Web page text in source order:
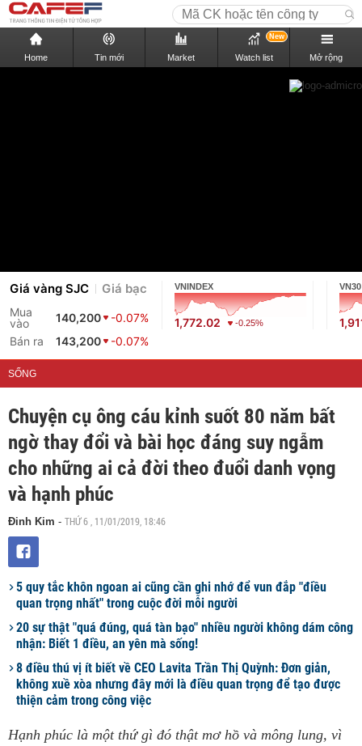
Home Tin mới Market Watch list
New
Mở rộng
Giá vàng SJC Giá bạc
Mua
vào
140,200
-0.07%
Bán ra
143,200 -0.07%
VNINDEX
1,772.02 -0.25%
VN30
SỐNG
Chuyện cụ ông cáu kỉnh suốt 80 năm bất
ngờ thay đổi và bài học đáng suy ngẫm
cho những ai cả đời theo đuổi danh vọng
và hạnh phúc
Đinh Kim - THỨ 6 , 11/01/2019, 18:46
5 quy tắc khôn ngoan ai cũng cần ghi nhớ để vun đắp "điều
quan trọng nhất" trong cuộc đời mỗi người
20 sự thật "quá đúng, quá tàn bạo" nhiều người không dám công
nhận: Biết 1 điều, an yên mà sống!
8 điều thú vị ít biết về CEO Lavita Trần Thị Quỳnh: Đơn giản,
không xuề xòa nhưng đây mới là điều quan trọng để tạo được
thiện cảm trong công việc
Hạnh phúc là một thứ gì đó thật mơ hồ và mông lung, vì